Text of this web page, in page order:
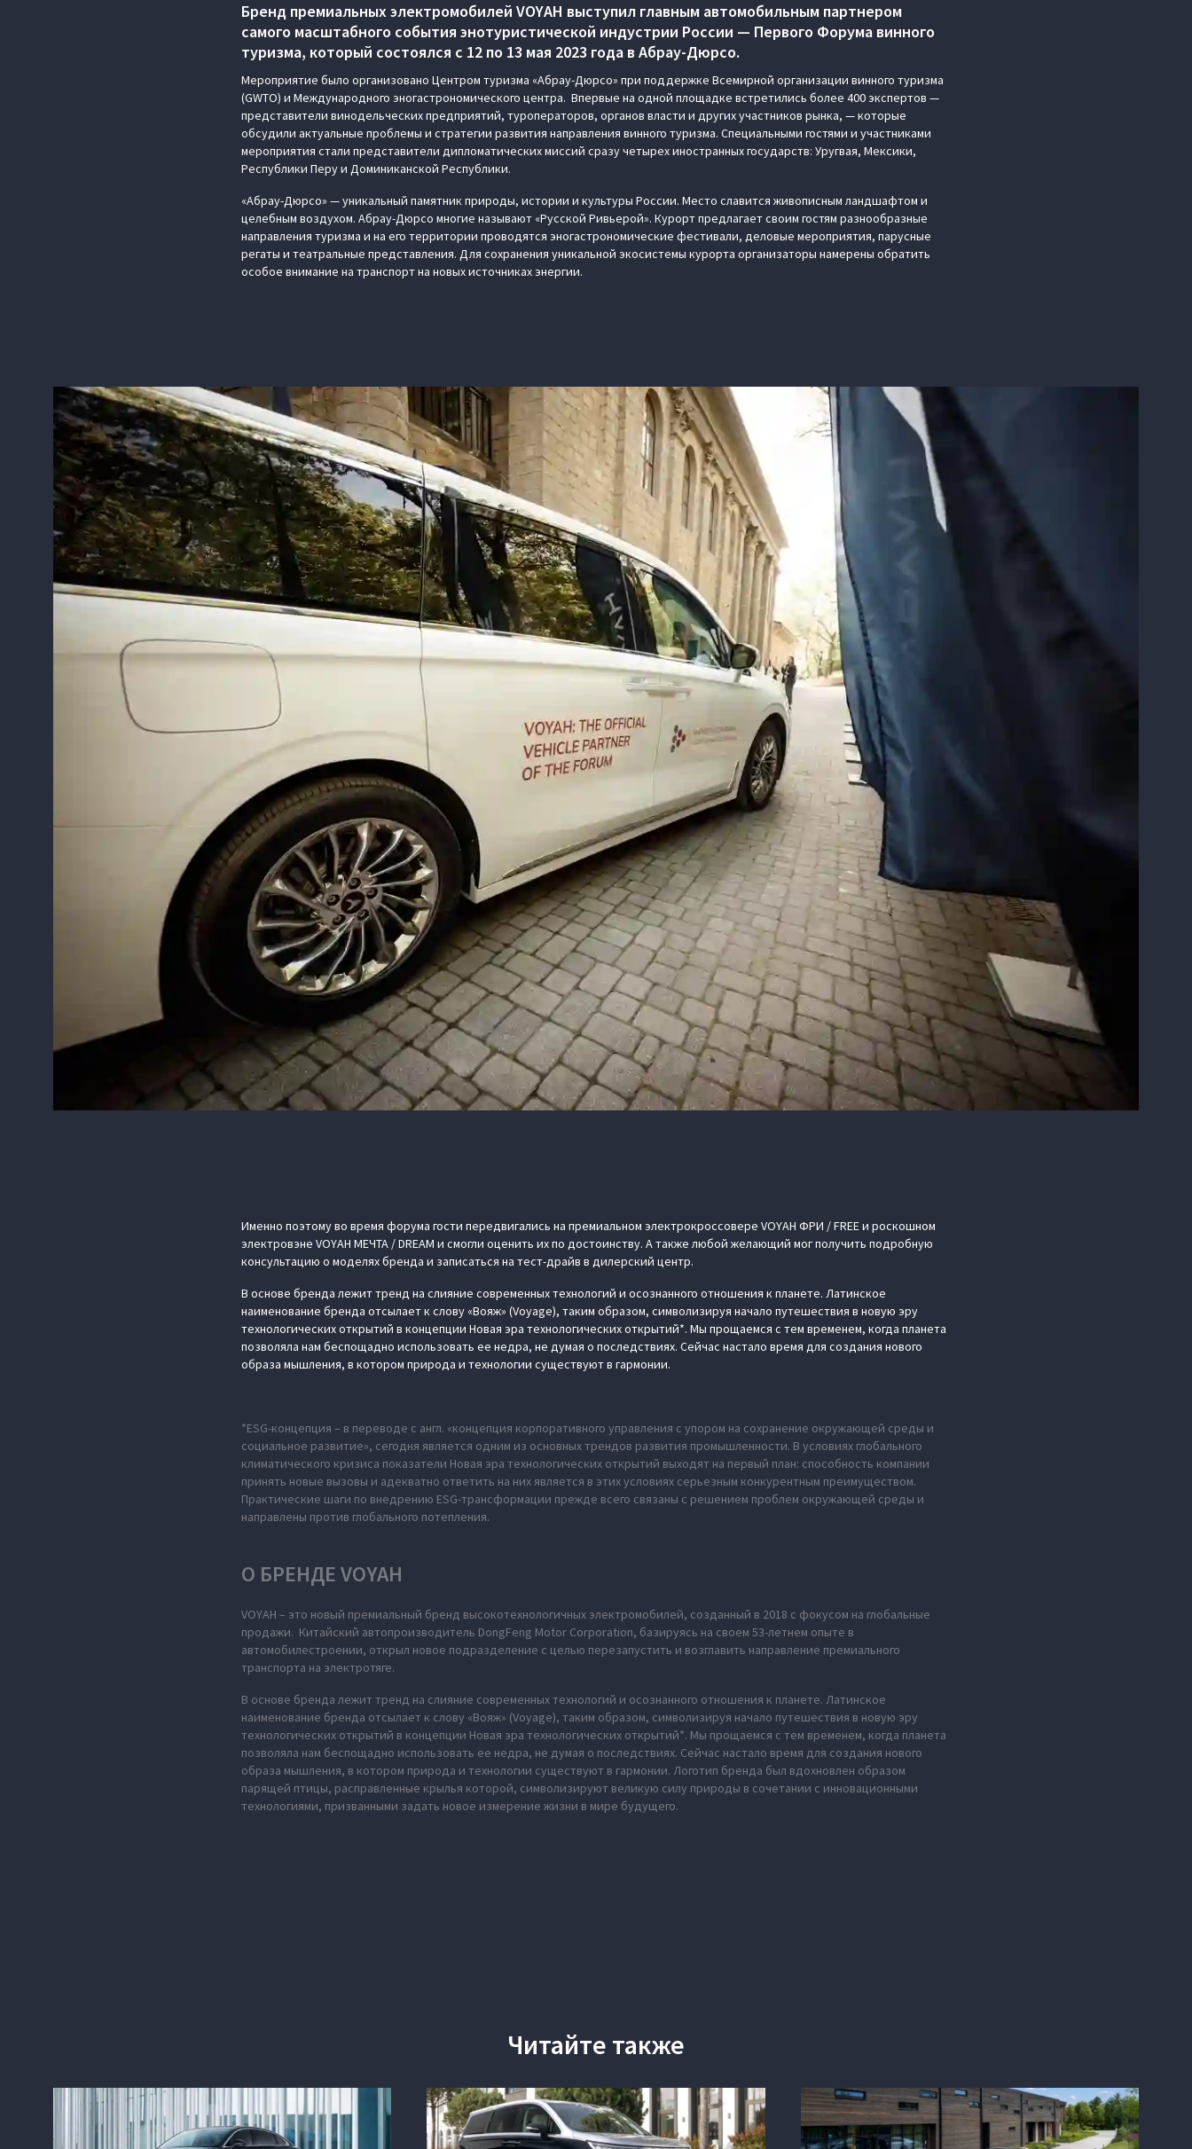
Бренд премиальных электромобилей VOYAH выступил главным автомобильным партнером
самого масштабного события энотуристической индустрии России — Первого Форума винного
туризма, который состоялся с 12 по 13 мая 2023 года в Абрау-Дюрсо.
Мероприятие было организовано Центром туризма «Абрау-Дюрсо» при поддержке Всемирной организации винного туризма
(GWTO) и Международного эногастрономического центра. Впервые на одной площадке встретились более 400 экспертов —
представители винодельческих предприятий, туроператоров, органов власти и других участников рынка, — которые
обсудили актуальные проблемы и стратегии развития направления винного туризма. Специальными гостями и участниками
мероприятия стали представители дипломатических миссий сразу четырех иностранных государств: Уругвая, Мексики,
Республики Перу и Доминиканской Республики.
«Абрау-Дюрсо» — уникальный памятник природы, истории и культуры России. Место славится живописным ландшафтом и
целебным воздухом. Абрау-Дюрсо многие называют «Русской Ривьерой». Курорт предлагает своим гостям разнообразные
направления туризма и на его территории проводятся эногастрономические фестивали, деловые мероприятия, парусные
регаты и театральные представления. Для сохранения уникальной экосистемы курорта организаторы намерены обратить
особое внимание на транспорт на новых источниках энергии.
Именно поэтому во время форума гости передвигались на премиальном электрокроссовере VOYAH ФРИ / FREE и роскошном
электровэне VOYAH МЕЧТА / DREAM и смогли оценить их по достоинству. А также любой желающий мог получить подробную
консультацию о моделях бренда и записаться на тест-драйв в дилерский центр.
В основе бренда лежит тренд на слияние современных технологий и осознанного отношения к планете. Латинское
наименование бренда отсылает к слову «Вояж» (Voyage), таким образом, символизируя начало путешествия в новую эру
технологических открытий в концепции Новая эра технологических открытий*. Мы прощаемся с тем временем, когда планета
позволяла нам беспощадно использовать ее недра, не думая о последствиях. Сейчас настало время для создания нового
образа мышления, в котором природа и технологии существуют в гармонии.
*ESG-концепция – в переводе с англ. «концепция корпоративного управления с упором на сохранение окружающей среды и
социальное развитие», сегодня является одним из основных трендов развития промышленности. В условиях глобального
климатического кризиса показатели Новая эра технологических открытий выходят на первый план: способность компании
принять новые вызовы и адекватно ответить на них является в этих условиях серьезным конкурентным преимуществом.
Практические шаги по внедрению ESG-трансформации прежде всего связаны с решением проблем окружающей среды и
направлены против глобального потепления.
О БРЕНДЕ VOYAH
VOYAH – это новый премиальный бренд высокотехнологичных электромобилей, созданный в 2018 с фокусом на глобальные
продажи. Китайский автопроизводитель DongFeng Motor Corporation, базируясь на своем 53-летнем опыте в
автомобилестроении, открыл новое подразделение с целью перезапустить и возглавить направление премиального
транспорта на электротяге.
В основе бренда лежит тренд на слияние современных технологий и осознанного отношения к планете. Латинское
наименование бренда отсылает к слову «Вояж» (Voyage), таким образом, символизируя начало путешествия в новую эру
технологических открытий в концепции Новая эра технологических открытий*. Мы прощаемся с тем временем, когда планета
позволяла нам беспощадно использовать ее недра, не думая о последствиях. Сейчас настало время для создания нового
образа мышления, в котором природа и технологии существуют в гармонии. Логотип бренда был вдохновлен образом
парящей птицы, расправленные крылья которой, символизируют великую силу природы в сочетании с инновационными
технологиями, призванными задать новое измерение жизни в мире будущего.
Читайте также